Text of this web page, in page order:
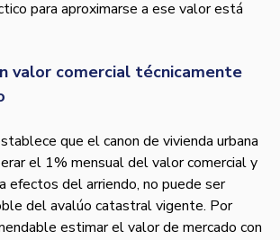
para aproximarse a ese valor está
valor comercial técnicamente
que el canon de vivienda urbana
el 1% mensual del valor comercial y
efectos del arriendo, no puede ser
del avalúo catastral vigente. Por
estimar el valor de mercado con